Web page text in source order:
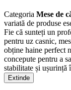
Categoria Mese de
variată de produse
Fie că sunteți un
pentru uz casnic,
obține haine perfect
concepute pentru a
stabilitate și ușurință
activitate mai plăcută
Extinde